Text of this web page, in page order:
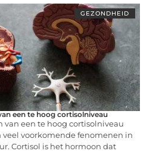
GEZONDHEID
een te hoog cortisolniveau
van een te hoog cortisolniveau
veel voorkomende fenomenen in
Cortisol is het hormoon dat